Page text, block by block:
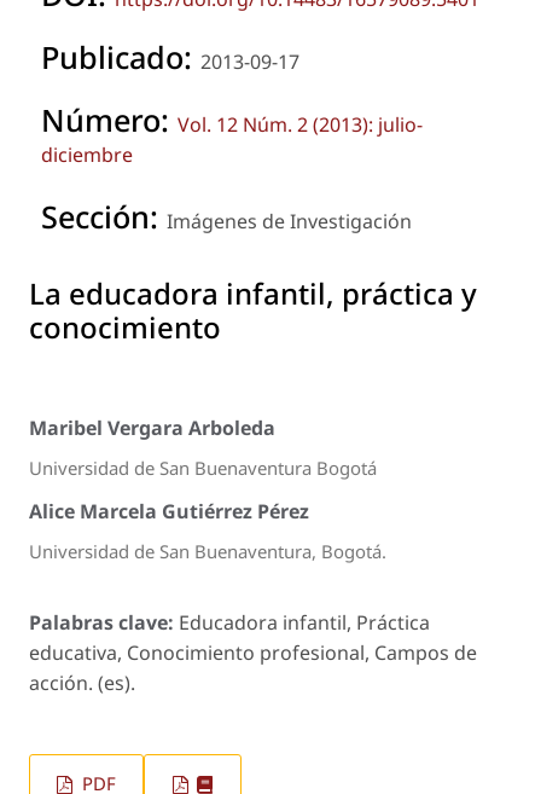
Publicado: 2013-09-17
Número: Vol. 12 Núm. 2 (2013): julio-
diciembre
Sección: Imágenes de Investigación
La educadora infantil, práctica y
conocimiento
Maribel Vergara Arboleda
Universidad de San Buenaventura Bogotá
Alice Marcela Gutiérrez Pérez
Universidad de San Buenaventura, Bogotá.
Palabras clave: Educadora infantil, Práctica
educativa, Conocimiento profesional, Campos de
acción. (es).
PDF